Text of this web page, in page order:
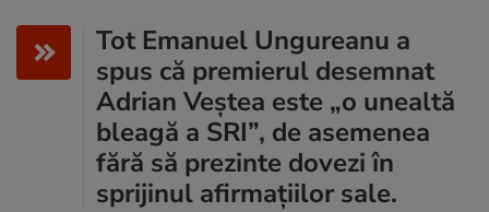
Tot Emanuel Ungureanu a
spus că premierul desemnat
Adrian Veștea este „o unealtă
bleagă a SRI”, de asemenea
fără să prezinte dovezi în
sprijinul afirmațiilor sale.